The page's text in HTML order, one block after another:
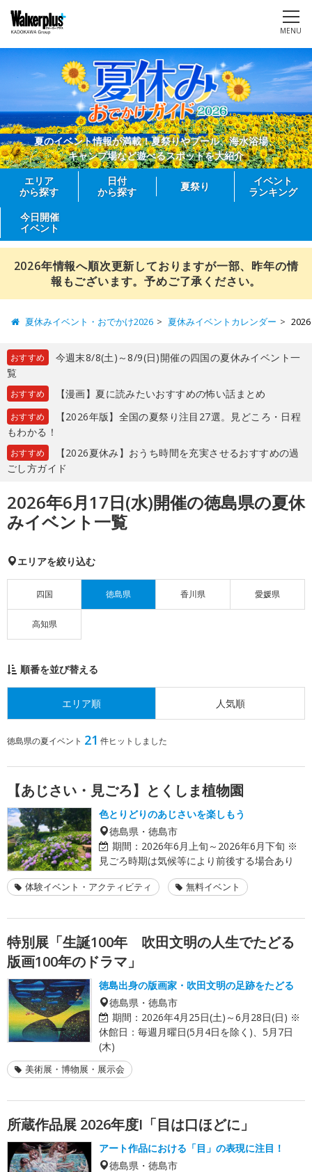
MENU
夏のイベント情報が満載！夏祭りやプール、海水浴場、
キャンプ場など遊べるスポットを大紹介
エリア
から探す
日付
から探す
夏祭り
イベント
ランキング
今日開催
イベント
2026年情報へ順次更新しておりますが一部、昨年の情
報もございます。予めご了承ください。
夏休みイベント・おでかけ2026 夏休みイベントカレンダー
おすすめ
今週末8/8(土)～8/9(日)開催の四国の夏休みイベント一
覧
おすすめ 【漫画】夏に読みたいおすすめの怖い話まとめ
おすすめ
【2026年版】全国の夏祭り注目27選。見どころ・日程
もわかる！
おすすめ
【2026夏休み】おうち時間を充実させるおすすめの過
ごし方ガイド
2026年6月17日(水)開催の徳島県の夏休
みイベント一覧
エリアを絞り込む
四国 徳島県 香川県 愛媛県
高知県
順番を並び替える
エリア順 人気順
徳島県の夏イベント 21 件ヒットしました
【あじさい・見ごろ】とくしま植物園
色とりどりのあじさいを楽しもう
徳島県・徳島市
期間： 2026年6月上旬～2026年6月下旬 ※
見ごろ時期は気候等により前後する場合あり
体験イベント・アクティビティ 無料イベント
特別展「生誕100年 吹田文明の人生でたどる
版画100年のドラマ」
徳島出身の版画家・吹田文明の足跡をたどる
徳島県・徳島市
期間： 2026年4月25日(土)～6月28日(日) ※
休館日：毎週月曜日(5月4日を除く)、5月7日
(木)
美術展・博物展・展示会
所蔵作品展 2026年度I「目は口ほどに」
アート作品における「目」の表現に注目！
徳島県・徳島市